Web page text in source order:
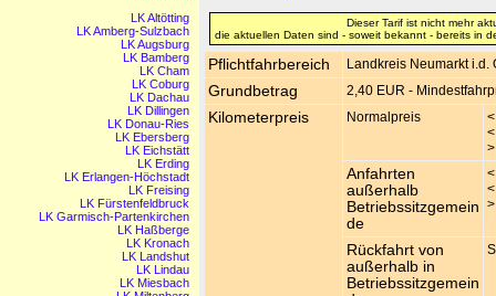
LK Altötting
LK Amberg-Sulzbach
LK Augsburg
LK Bamberg
LK Cham
LK Coburg
LK Dachau
LK Dillingen
LK Donau-Ries
LK Ebersberg
LK Eichstätt
LK Erding
LK Erlangen-Höchstadt
LK Freising
LK Fürstenfeldbruck
LK Garmisch-Partenkirchen
LK Haßberge
LK Kronach
LK Landshut
LK Lindau
LK Miesbach
Dieser Tarif ist nicht mehr
die aktuellen Daten sind - soweit bekannt - bereits in
Pflichtfahrbereich Landkreis Neumarkt i.d.
Grundbetrag 2,40 EUR -
Kilometerpreis Normalpreis
Anfahrten
außerhalb
Betriebssitzgemein
de
Rückfahrt von
außerhalb in
Betriebssitzgemein